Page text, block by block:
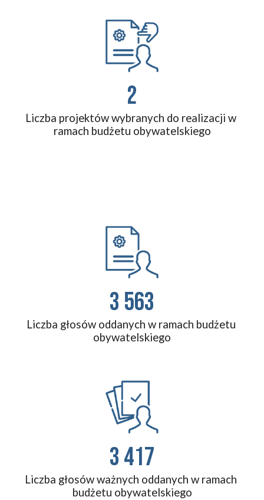
2
Liczba projektów wybranych do realizacji w
ramach budżetu obywatelskiego
3 563
Liczba głosów oddanych w ramach budżetu
obywatelskiego
3 417
Liczba głosów ważnych oddanych w ramach
budżetu obywatelskiego